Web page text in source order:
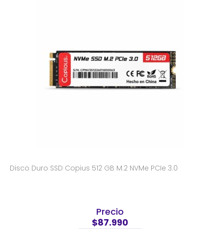
Disco Duro SSD Copius 512 GB M.2 NVMe PCIe 3.0
Precio
$87.990